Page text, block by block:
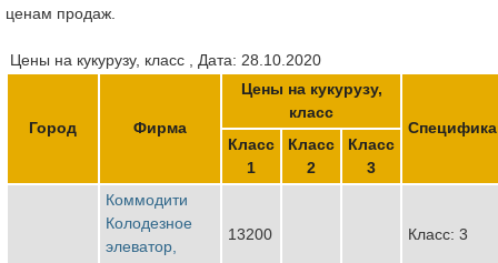
ценам продаж.
Цены на кукурузу, класс , Дата: 28.10.2020
Город Фирма
Цены на кукурузу,
класс
Класс
1
Класс
2
Класс
3
Коммодити
Колодезное
элеватор,
13200 Класс: 3